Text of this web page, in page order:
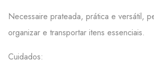
Necessaire prateada, prática e versátil,
organizar e transportar itens essenciais.
Cuidados: